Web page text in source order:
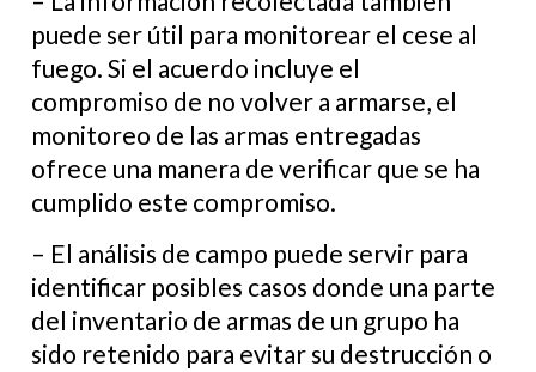
puede ser útil para monitorear el cese al
fuego. Si el acuerdo incluye el
compromiso de no volver a armarse, el
monitoreo de las armas entregadas
ofrece una manera de verificar que se ha
cumplido este compromiso.
– El análisis de campo puede servir para
identificar posibles casos donde una parte
del inventario de armas de un grupo ha
sido retenido para evitar su destrucción o